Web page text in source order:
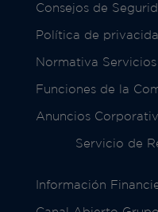
Consejos de
Política de
Normativa
Funciones de la
Anuncios
Servicio de
Información